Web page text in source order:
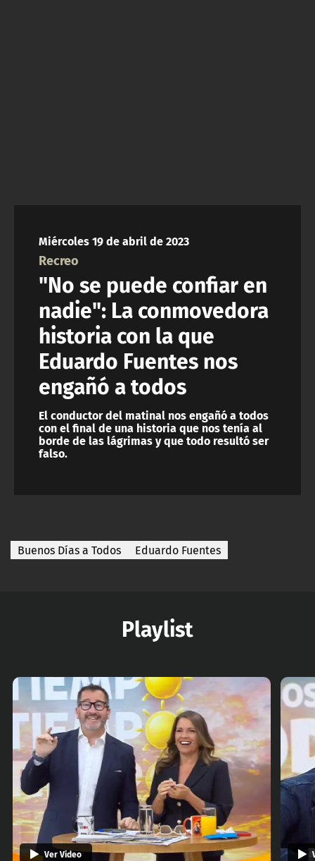
Miércoles 19 de abril de 2023
Recreo
"No se puede confiar en
nadie": La conmovedora
historia con la que
Eduardo Fuentes nos
engañó a todos
El conductor del matinal nos engañó a todos
con el final de una historia que nos tenía al
borde de las lágrimas y que todo resultó ser
falso.
Buenos Días a Todos Eduardo Fuentes
Playlist
Ver Video